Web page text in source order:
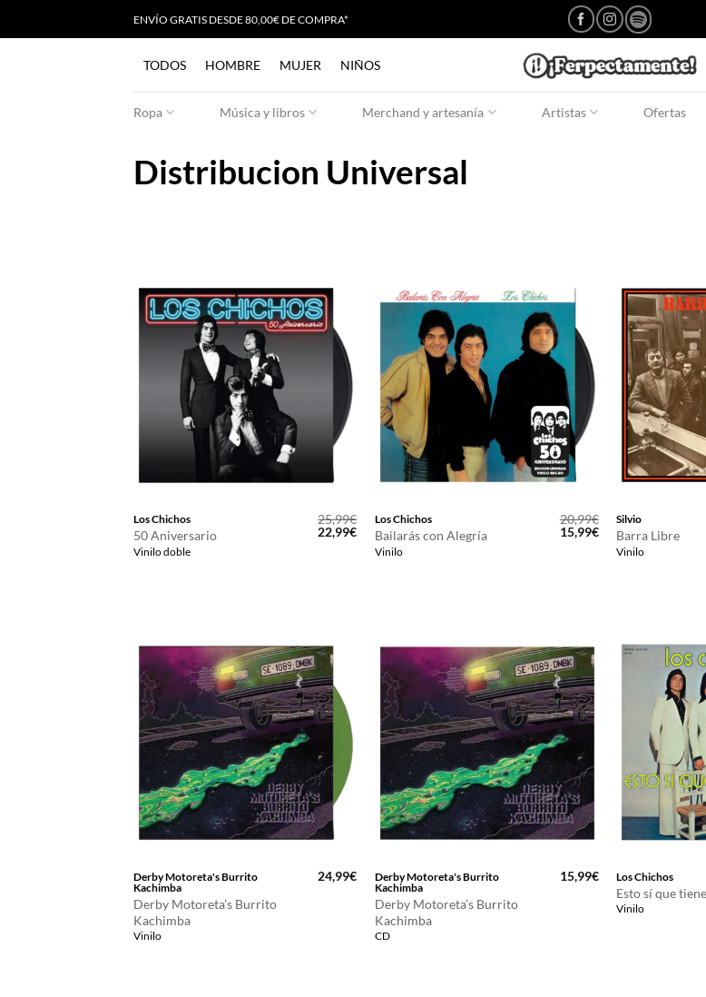
ENVÍO GRATIS DESDE 80,00€ DE COMPRA*
TODOS HOMBRE MUJER NIÑOS
Ropa Música y libros Merchand y artesanía Artistas Ofertas
Distribucion Universal
Los Chichos
50 Aniversario
Vinilo doble
25,99€
El
precio
22,99€El
precio
actual
Los Chichos
Bailarás con Alegría
Vinilo
20,99€
El
precio
15,99€El
precio
actual
Silvio
Barra Libre
Vinilo
Derby Motoreta's Burrito
Kachimba
Derby Motoreta’s Burrito
Kachimba
Vinilo
24,99€
Derby Motoreta's Burrito
Kachimba
Derby Motoreta’s Burrito
Kachimba
CD
15,99€ Los Chichos
Esto sí que
Vinilo